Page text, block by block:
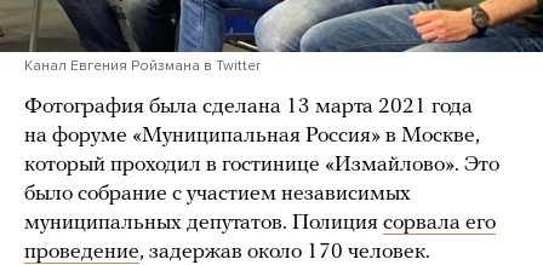
Канал Евгения Ройзмана в Twitter
Фотография была сделана 13 марта 2021 года
на форуме «Муниципальная Россия» в Москве,
который проходил в гостинице «Измайлово». Это
было собрание с участием независимых
муниципальных депутатов. Полиция сорвала его
проведение, задержав около 170 человек.